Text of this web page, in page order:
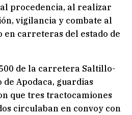
procedencia, al realizar
vigilancia y combate al
carreteras del estado de
de la carretera Saltillo-
Apodaca, guardias
que tres tractocamiones
circulaban en convoy con